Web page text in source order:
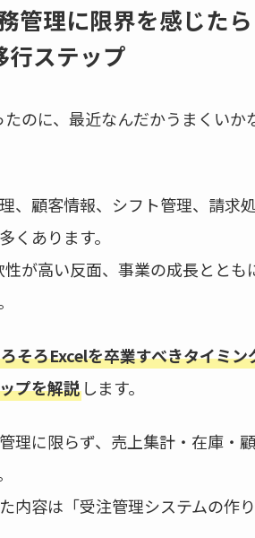
管理に限界を感じた
行ステップ
たのに、最近なんだかうまくいか
、顧客情報、シフト管理、請求
くあります。
が高い反面、事業の成長ととも
そろExcelを卒業すべきタイミ
プを解説 します。
理に限らず、売上集計・在庫・
内容は「受注管理システムの作